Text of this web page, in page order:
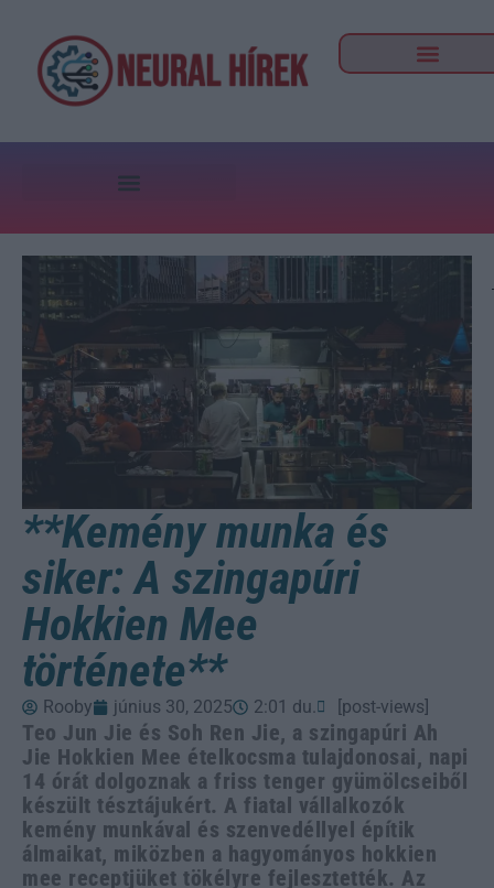
**Kemény munka és
siker: A szingapúri
Hokkien Mee
története**
Rooby június 30, 2025 2:01 du. [post-views]
Teo Jun Jie és Soh Ren Jie, a szingapúri Ah
Jie Hokkien Mee ételkocsma tulajdonosai, napi
14 órát dolgoznak a friss tenger gyümölcseiből
készült tésztájukért. A fiatal vállalkozók
kemény munkával és szenvedéllyel építik
álmaikat, miközben a hagyományos hokkien
mee receptjüket tökélyre fejlesztették. Az